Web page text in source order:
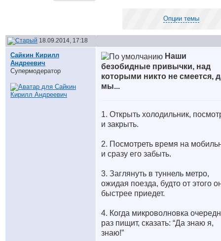
Опции темы
18.09.2014, 17:18
Сайкин Кирилл
Андреевич
Супермодератор
Наши
безобидные привычки, над
которыми никто не смеется,
мы...
1. Открыть холодильник,
и закрыть.
2. Посмотреть время на
и сразу его забыть.
3. Заглянуть в туннель метро,
ожидая поезда, будто от этого
быстрее приедет.
4. Когда микроволновка
раз пищит, сказать: “Да знаю я,
знаю!”